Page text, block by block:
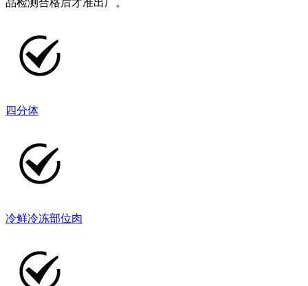
品检测合格后才准出厂。
四分体
冷鲜冷冻部位肉